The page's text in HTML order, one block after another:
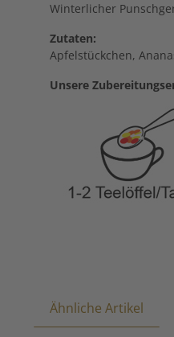
Winterlicher
Zutaten:
Apfelstückchen,
Unsere
Ähnliche Artikel